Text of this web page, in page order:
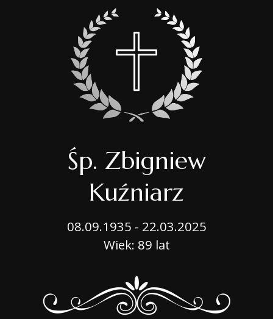
Śp. Zbigniew
Kuźniarz
08.09.1935 - 22.03.2025
Wiek: 89 lat